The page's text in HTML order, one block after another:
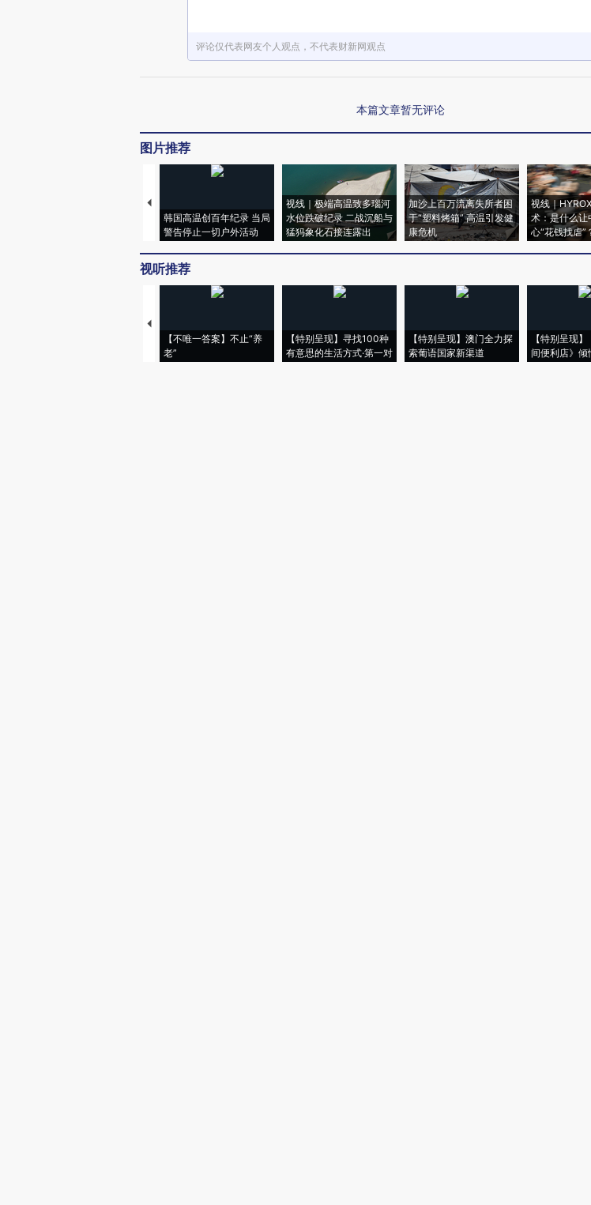
评论仅代表网友个人观点，不代表财新网观点
本篇文章暂无评论
图片推荐
韩国高温创百年纪录 当局
警告停止一切户外活动
视线｜极端高温致多瑙河
水位跌破纪录 二战沉船与
猛犸象化石接连露出
加沙上百万流离失所者困
于“塑料烤箱” 高温引发健
康危机
视线｜
术：是什么让
心“花钱找虐”
视听推荐
【不唯一答案】不止“养
老”
【特别呈现】寻找100种
有意思的生活方式·第一对
【特别呈现】澳门全力探
索葡语国家新渠道
【特别呈现
间便利店》倾